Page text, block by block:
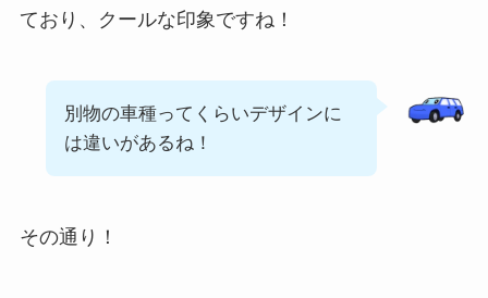
ており、クールな印象ですね！
別物の車種ってくらいデザインに
は違いがあるね！
その通り！